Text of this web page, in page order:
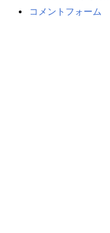
コメントフォーム